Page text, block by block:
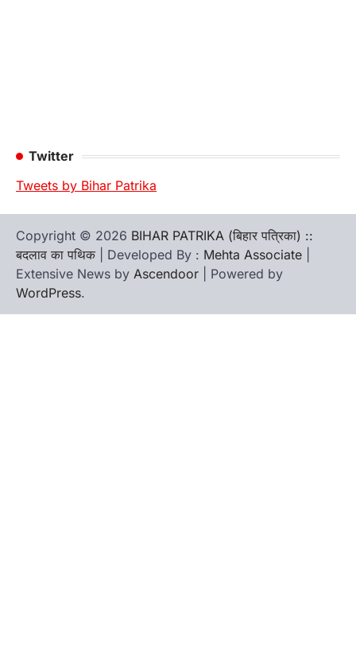
Twitter
Tweets by Bihar Patrika
Copyright © 2026 BIHAR PATRIKA (बिहार पत्रिका) ::
बदलाव का पथिक | Developed By : Mehta Associate
Extensive News by Ascendoor | Powered by
WordPress.